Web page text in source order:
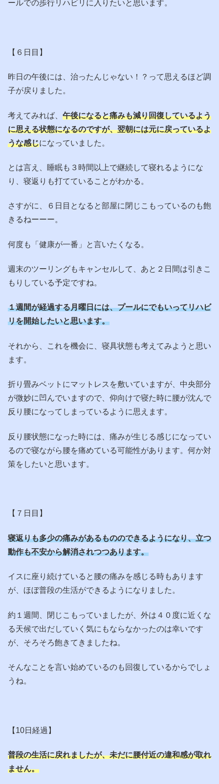
ールでの歩行リハビリに入りたいと思います。
【６日目】
昨日の午後には、治ったんじゃない！？って思えるほど調
子が戻りました。
考えてみれば、 午後になると痛みも減り回復しているよう
に思える状態になるのですが、翌朝には元に戻っているよ
うな感じになっていました。
とは言え、睡眠も３時間以上で継続して寝れるようにな
り、寝返りも打てていることがわかる。
さすがに、６日目となると部屋に閉じこもっているのも飽
きるねーーー。
何度も「健康が一番」と言いたくなる。
週末のツーリングもキャンセルして、あと２日間は引きこ
もりしている予定ですね。
１週間が経過する月曜日には、プールにでもいってリハビ
リを開始したいと思います。
それから、これを機会に、寝具状態も考えてみようと思い
ます。
折り畳みベットにマットレスを敷いていますが、中央部分
が微妙に凹んでいますので、仰向けで寝た時に腰が沈んで
反り腰になってしまっているように思えます。
反り腰状態になった時には、痛みが生じる感じになってい
るので寝ながら腰を痛めている可能性があります。何か対
策をしたいと思います。
【７日目】
寝返りも多少の痛みがあるもののできるようになり、立つ
動作も不安から解消されつつあります。
イスに座り続けていると腰の痛みを感じる時もあります
が、ほぼ普段の生活ができるようになりました。
約１週間、閉じこもっていましたが、外は４０度に近くな
る天候で出だしていく気にもならなかったのは幸いです
が、そろそろ飽きてきましたね。
そんなことを言い始めているのも回復しているからでしょ
うね。
【10日経過】
普段の生活に戻れましたが、未だに腰付近の違和感が取れ
ません。